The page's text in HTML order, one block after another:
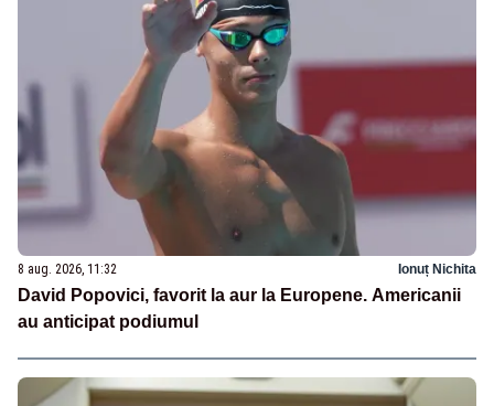
8 aug. 2026, 11:32 Ionuț Nichita
David Popovici, favorit la aur la Europene. Americanii
au anticipat podiumul